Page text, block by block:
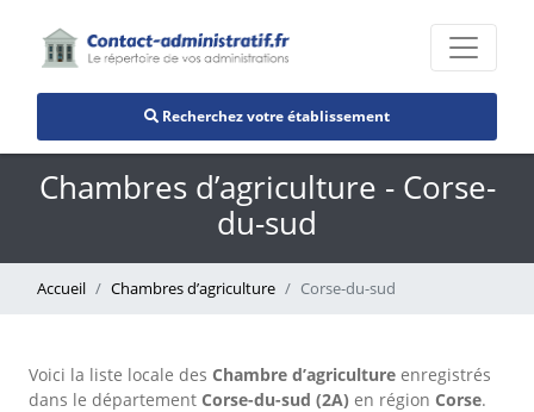
Recherchez votre établissement
Chambres d’agriculture - Corse-
du-sud
Accueil Chambres d’agriculture Corse-du-sud
Voici la liste locale des Chambre d’agriculture enregistrés
dans le département Corse-du-sud (2A) en région Corse.